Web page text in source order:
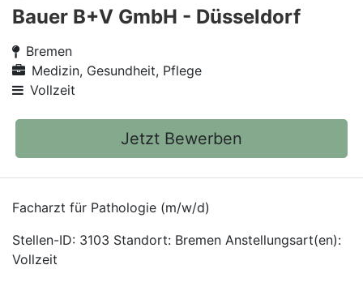
Bauer B+V GmbH - Düsseldorf
Bremen
Medizin, Gesundheit, Pflege
Vollzeit
Jetzt Bewerben
Facharzt für Pathologie (m/w/d)
Stellen-ID: 3103 Standort: Bremen Anstellungsart(en):
Vollzeit